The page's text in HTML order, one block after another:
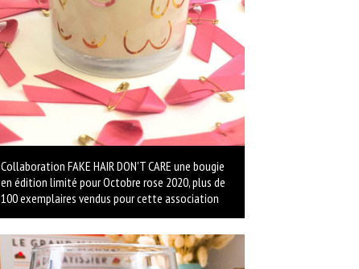
Collaboration FAKE HAIR DON'T CARE une bougie
en édition limité pour Octobre rose 2020, plus de
100 exemplaires vendus pour cette association